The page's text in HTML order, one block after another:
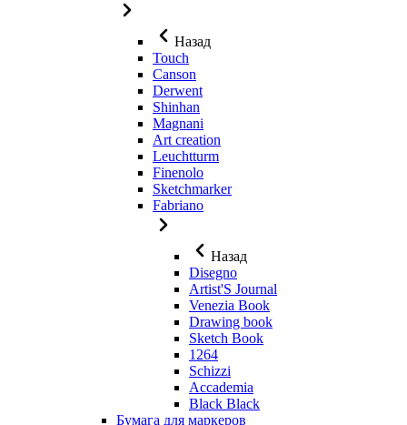
Назад
Touch
Canson
Derwent
Shinhan
Magnani
Art creation
Leuchtturm
Finenolo
Sketchmarker
Fabriano
Назад
Disegno
Artist'S Journal
Venezia Book
Drawing book
Sketch Book
1264
Schizzi
Accademia
Black Black
Бумага для маркеров